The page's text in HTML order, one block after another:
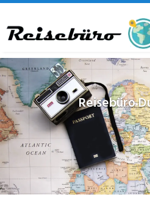
to
main
content
Reisebüro